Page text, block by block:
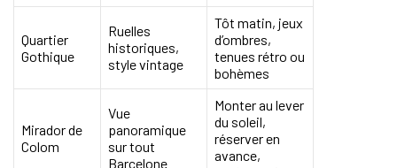
Quartier
Gothique
Ruelles
historiques,
style vintage
Tôt matin, jeux
d’ombres,
tenues rétro ou
bohèmes
Mirador de
Colom
Vue
panoramique
sur tout
Barcelone
Monter au lever
du soleil,
réserver en
avance,